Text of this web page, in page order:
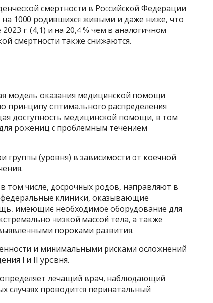
смертности в Российской Федерации
на 1000 родившихся живыми и даже ниже, что
г. (4,1) и на 20,4 % чем в аналогичном
смертности также снижаются.
модель оказания медицинской помощи
принципу оптимального распределения
доступность медицинской помощи, в том
рожениц с проблемным течением
группы (уровня) в зависимости от коечной
том числе, досрочных родов, направляют в
клиники, оказывающие
имеющие необходимое оборудование для
низкой массой тела, а также
пороками развития.
и минимальными рисками осложнений
I и II уровня.
лечащий врач, наблюдающий
случаях проводится перинатальный